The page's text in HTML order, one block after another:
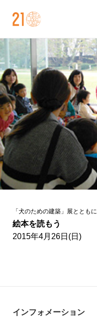
「犬のための建築」展とともに
絵本を読もう
2015年4月26日(日)
インフォメーション